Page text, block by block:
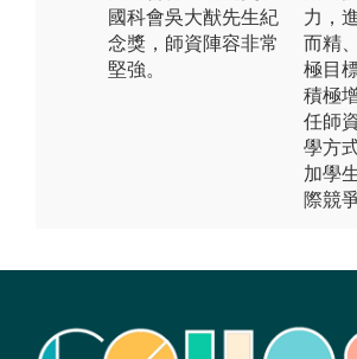
國科會吳大猷先生紀
念獎，師資陣容非常
堅強。
力，
而精
極目
積極
任師
學方
加學
際競